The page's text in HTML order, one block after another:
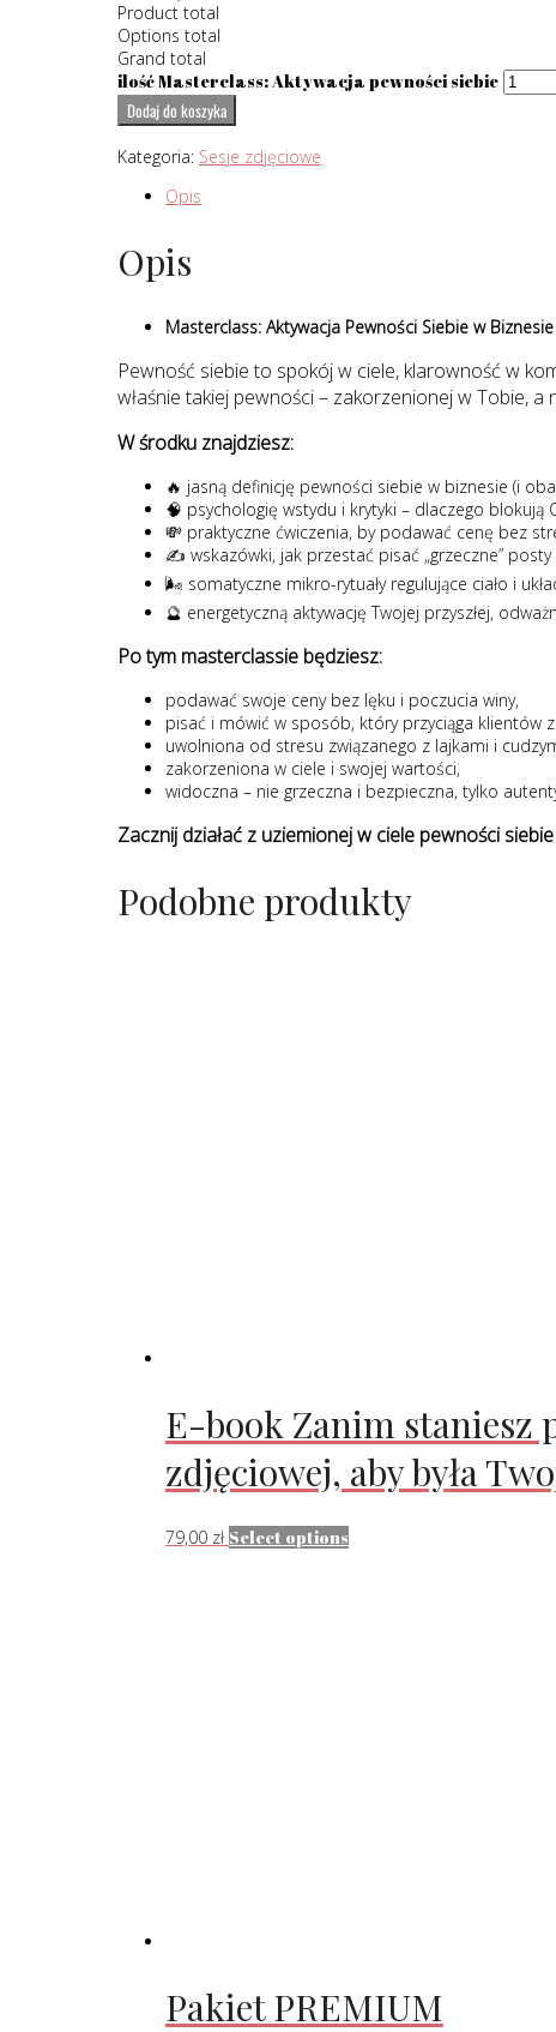
Product total
Options total
Grand total
ilość Masterclass: Aktywacja pewności siebie
Dodaj do koszyka
Kategoria: Sesje zdjęciowe
Opis
Opis
Masterclass: Aktywacja Pewności Siebie w Biznesie
Pewność siebie to spokój w ciele, klarowność w
właśnie takiej pewności – zakorzenionej w Tobie, a
W środku znajdziesz:
🔥 jasną definicję pewności siebie w biznesie (i
🧠 psychologię wstydu i krytyki – dlaczego blokują
💸 praktyczne ćwiczenia, by podawać cenę bez
✍️ wskazówki, jak przestać pisać „grzeczne”
🌬️ somatyczne mikro-rytuały regulujące ciało i
🔮 energetyczną aktywację Twojej przyszłej,
Po tym masterclassie będziesz:
podawać swoje ceny bez lęku i poczucia winy,
pisać i mówić w sposób, który przyciąga klientów
uwolniona od stresu związanego z lajkami i
zakorzeniona w ciele i swojej wartości,
widoczna – nie grzeczna i bezpieczna, tylko
Zacznij działać z uziemionej w ciele pewności
Podobne produkty
E-book Zanim staniesz
zdjęciowej, aby była
79,00 zł Select options
Pakiet PREMIUM